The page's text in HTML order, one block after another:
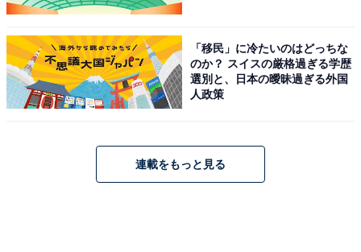
「移民」に冷たいのはどっちな
のか？ スイスの厳格過ぎる学歴
選別と、日本の曖昧過ぎる外国
人政策
連載をもっと見る